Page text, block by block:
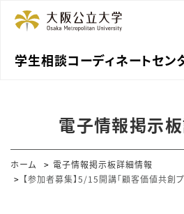
学生相談コーディネートセン
電子情報掲示
ホーム
電子情報掲示板詳細情報
【参加者募集】5/15開講「顧客価値共創